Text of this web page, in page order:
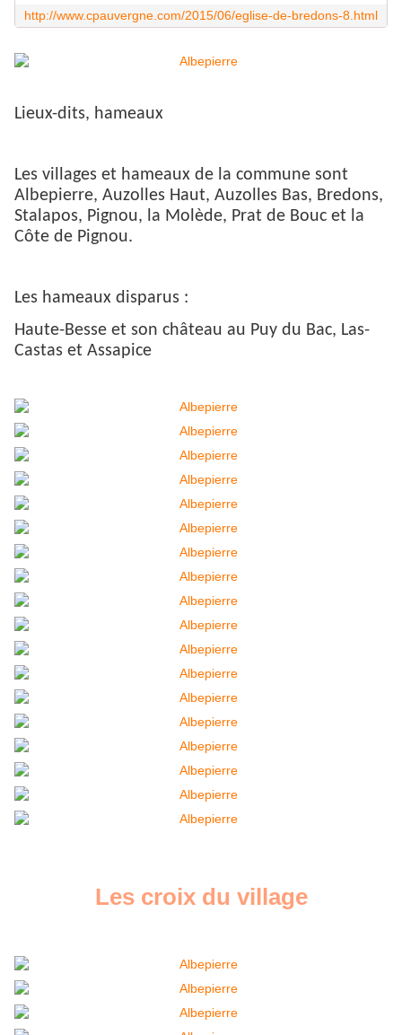
http://www.cpauvergne.com/2015/06/eglise-de-bredons-8.html
Lieux-dits, hameaux
Les villages et hameaux de la commune sont
Albepierre, Auzolles Haut, Auzolles Bas, Bredons,
Stalapos, Pignou, la Molède, Prat de Bouc et la
Côte de Pignou.
Les hameaux disparus :
Haute-Besse et son château au Puy du Bac, Las-
Castas et Assapice
Les croix du village